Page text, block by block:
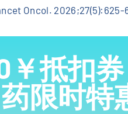
Oncol.
￥抵扣券
限时特